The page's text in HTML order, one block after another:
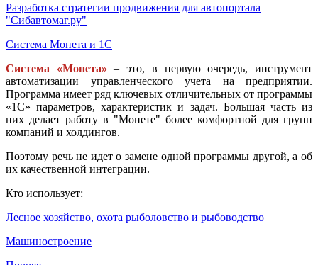
Разработка стратегии продвижения для автопортала
"Сибавтомаг.ру"
Система Монета и 1С
Система «Монета» – это, в первую очередь, инструмент
автоматизации управленческого учета на предприятии.
Программа имеет ряд ключевых отличительных от программы
«1С» параметров, характеристик и задач. Большая часть из
них делает работу в "Монете" более комфортной для групп
компаний и холдингов.
Поэтому речь не идет о замене одной программы другой, а об
их качественной интеграции.
Кто использует:
Лесное хозяйство, охота рыболовство и рыбоводство
Машиностроение